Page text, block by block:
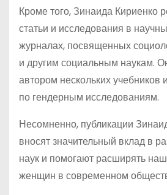
Кроме того, Зинаида Кириенко
статьи и исследования в
журналах, посвященных
и другим социальным наукам.
автором нескольких учебников
по гендерным исследованиям.
Несомненно, публикации
вносят значительный вклад в
наук и помогают расширять
женщин в современном